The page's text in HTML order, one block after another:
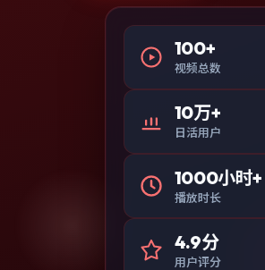
100+
视频总数
10万+
日活用户
1000小时+
播放时长
4.9分
用户评分